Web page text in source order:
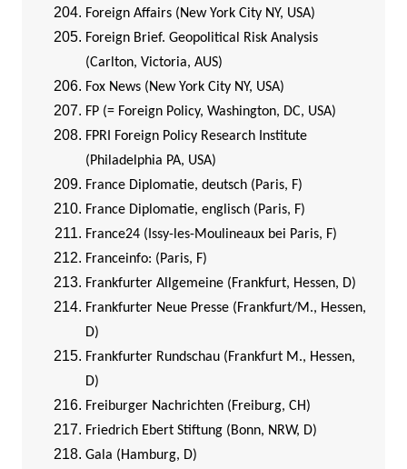
Foreign Affairs (New York City NY, USA)
Foreign Brief. Geopolitical Risk Analysis
(Carlton, Victoria, AUS)
Fox News (New York City NY, USA)
FP (= Foreign Policy, Washington, DC, USA)
FPRI Foreign Policy Research Institute
(Philadelphia PA, USA)
France Diplomatie, deutsch (Paris, F)
France Diplomatie, englisch (Paris, F)
France24 (Issy-les-Moulineaux bei Paris, F)
Franceinfo: (Paris, F)
Frankfurter Allgemeine (Frankfurt, Hessen, D)
Frankfurter Neue Presse (Frankfurt/M., Hessen,
D)
Frankfurter Rundschau (Frankfurt M., Hessen,
D)
Freiburger Nachrichten (Freiburg, CH)
Friedrich Ebert Stiftung (Bonn, NRW, D)
Gala (Hamburg, D)